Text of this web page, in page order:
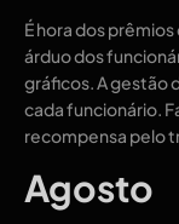
É hora dos
árduo dos
gráficos. A gestão
cada funcionário.
recompensa pelo
Agosto